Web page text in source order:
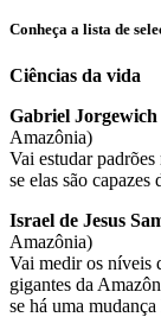
Conheça a lista de
Ciências da vida
Gabriel Jorgewich
Amazônia)
Vai estudar
se elas são
Israel de Jesus
Amazônia)
Vai medir os níveis
gigantes da
se há uma